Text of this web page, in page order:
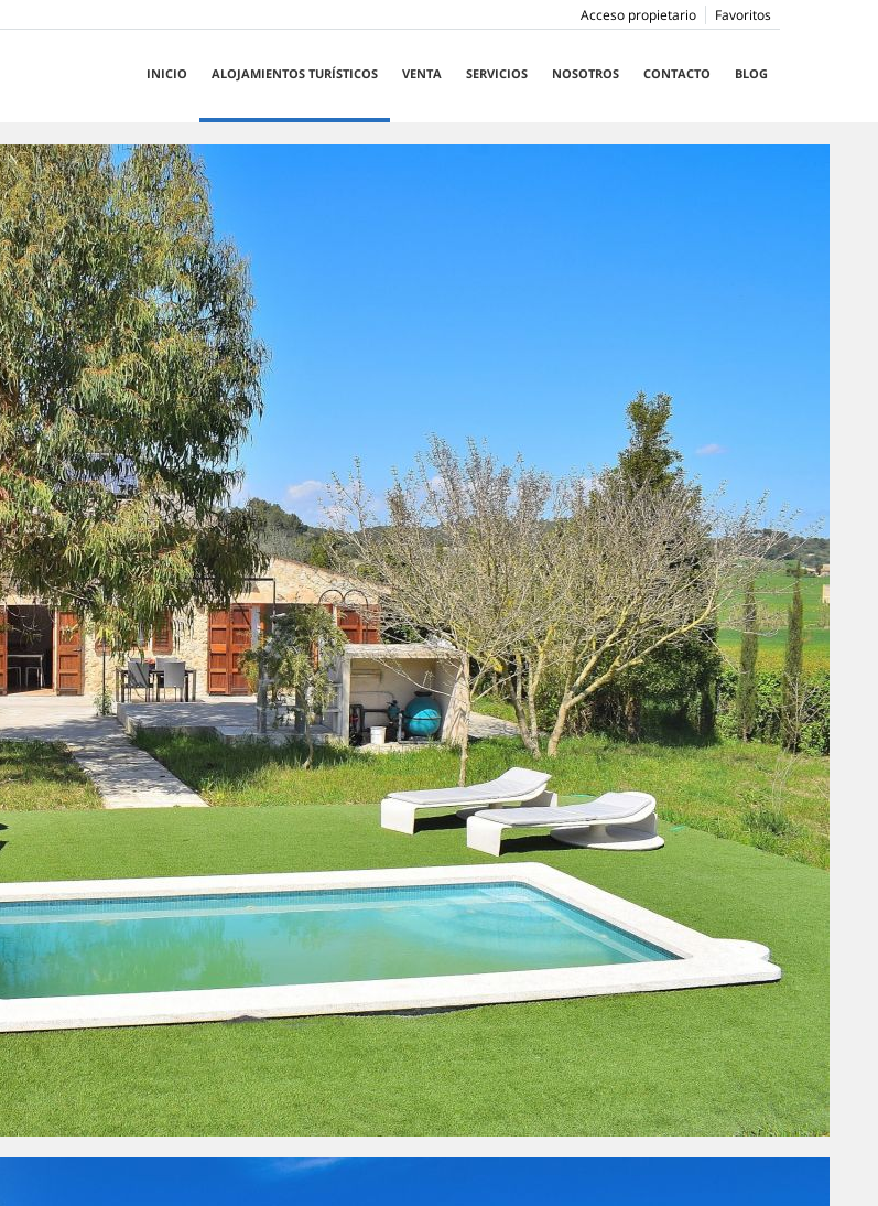
Favoritos
Acceso propietario
INICIO ALOJAMIENTOS TURÍSTICOS VENTA SERVICIOS NOSOTROS CONTACTO BLOG